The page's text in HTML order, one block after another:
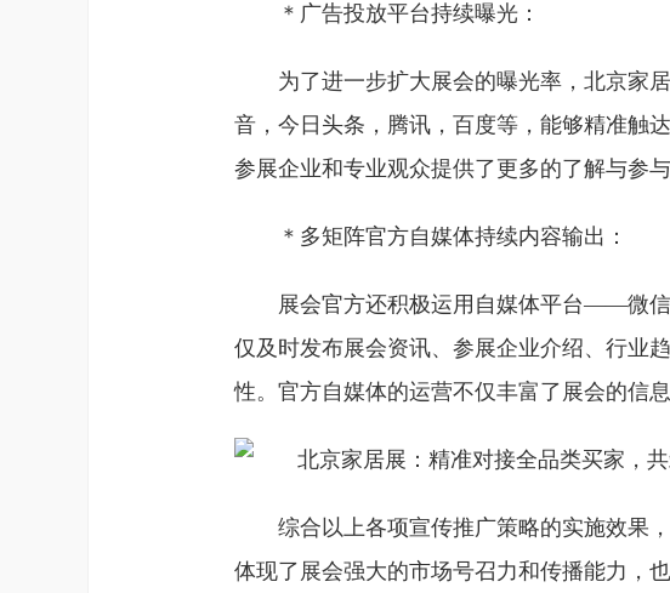
＊广告投放平台持续曝光：
为了进一步扩大展会的曝光率，北京家
音，今日头条，腾讯，百度等，能够精准触
参展企业和专业观众提供了更多的了解与参与
＊多矩阵官方自媒体持续内容输出：
展会官方还积极运用自媒体平台——微
仅及时发布展会资讯、参展企业介绍、行业
性。官方自媒体的运营不仅丰富了展会的信
综合以上各项宣传推广策略的实施效果
体现了展会强大的市场号召力和传播能力，